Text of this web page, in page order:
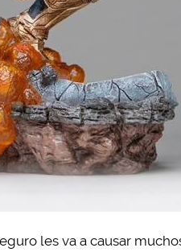
les va a causar